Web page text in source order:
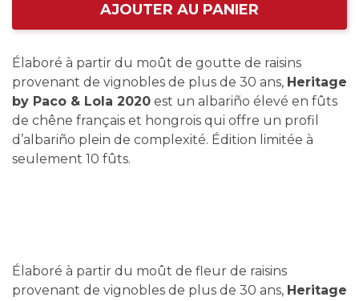
AJOUTER AU PANIER
Élaboré à partir du moût de goutte de raisins
provenant de vignobles de plus de 30 ans, Heritage
by Paco & Lola 2020 est un albariño élevé en fûts
de chêne français et hongrois qui offre un profil
d’albariño plein de complexité. Édition limitée à
seulement 10 fûts.
Élaboré à partir du moût de fleur de raisins
provenant de vignobles de plus de 30 ans, Heritage